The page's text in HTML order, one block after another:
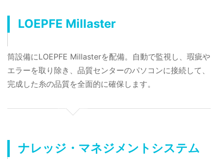
LOEPFE Millaster
筒設備にLOEPFE Millasterを配備。自動で監視し、瑕疵や
エラーを取り除き、品質センターのパソコンに接続して、
完成した糸の品質を全面的に確保します。
ナレッジ・マネジメントシステム